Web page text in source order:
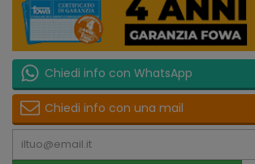
Chiedi info con WhatsApp
Chiedi info con una mail